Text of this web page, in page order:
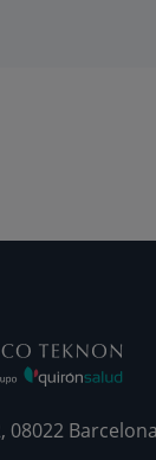
08022 Barcelona